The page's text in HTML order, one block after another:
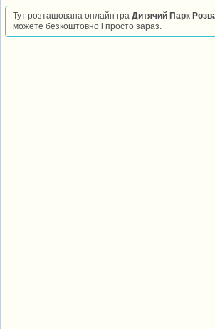
Тут розташована онлайн граДитячий Парк
можете безкоштовно і просто зараз.